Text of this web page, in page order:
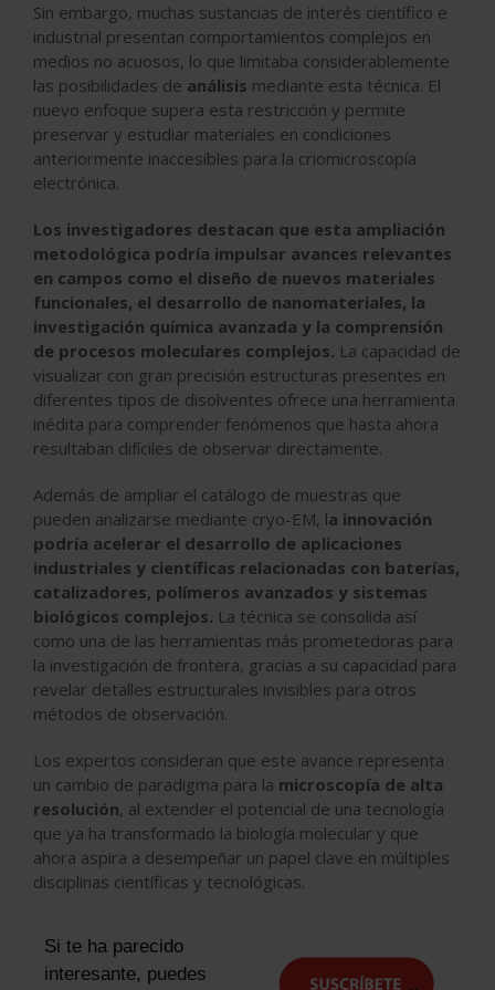
Sin embargo, muchas sustancias de interés científico e
industrial presentan comportamientos complejos en
medios no acuosos, lo que limitaba considerablemente
las posibilidades de análisis mediante esta técnica. El
nuevo enfoque supera esta restricción y permite
preservar y estudiar materiales en condiciones
anteriormente inaccesibles para la criomicroscopía
electrónica.
Los investigadores destacan que esta ampliación
metodológica podría impulsar avances relevantes
en campos como el diseño de nuevos materiales
funcionales, el desarrollo de nanomateriales, la
investigación química avanzada y la comprensión
de procesos moleculares complejos. La capacidad de
visualizar con gran precisión estructuras presentes en
diferentes tipos de disolventes ofrece una herramienta
inédita para comprender fenómenos que hasta ahora
resultaban difíciles de observar directamente.
Además de ampliar el catálogo de muestras que
pueden analizarse mediante cryo-EM, la innovación
podría acelerar el desarrollo de aplicaciones
industriales y científicas relacionadas con baterías,
catalizadores, polímeros avanzados y sistemas
biológicos complejos. La técnica se consolida así
como una de las herramientas más prometedoras para
la investigación de frontera, gracias a su capacidad para
revelar detalles estructurales invisibles para otros
métodos de observación.
Los expertos consideran que este avance representa
un cambio de paradigma para la microscopía de alta
resolución, al extender el potencial de una tecnología
que ya ha transformado la biología molecular y que
ahora aspira a desempeñar un papel clave en múltiples
disciplinas científicas y tecnológicas.
Si te ha parecido
interesante, puedes